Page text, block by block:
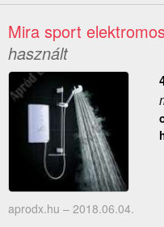
Mira sport
használt
aprodx.hu – 2018.06.04.